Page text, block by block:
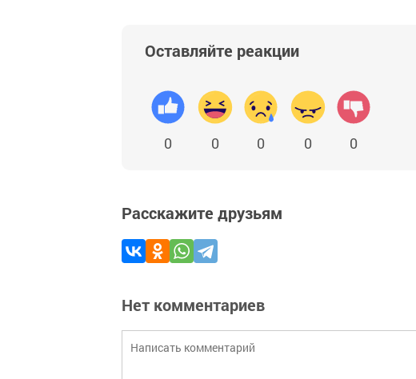
Оставляйте реакции
0 0 0 0 0
Расскажите друзьям
Нет комментариев